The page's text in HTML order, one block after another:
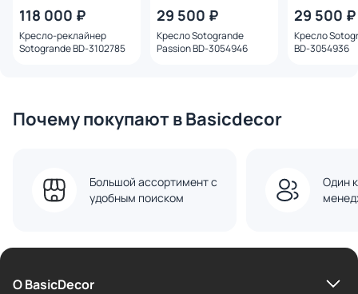
118 000 ₽
Кресло-реклайнер
Sotogrande BD-3102785
29 500 ₽
Кресло Sotogrande
Passion BD-3054946
29 500 ₽
Кресло
BD-3054936
Почему покупают в Basicdecor
Большой ассортимент с
удобным поиском
Один
О BasicDecor